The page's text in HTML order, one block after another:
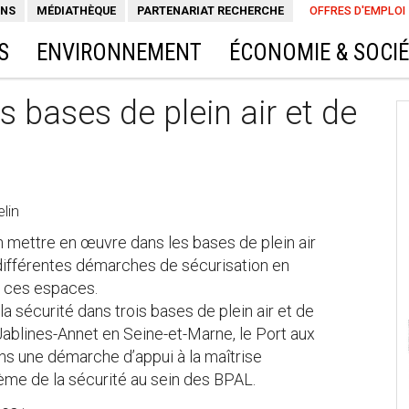
OFFRES D'EMPLOI
MÉDIATHÈQUE PARTENARIAT RECHERCHE
ENVIRONNEMENT ÉCONOMIE &
bases de plein air et de
en œuvre dans les bases de plein air
démarches de sécurisation en
espaces.
sécurité dans trois bases de plein air et de
Annet en Seine-et-Marne, le Port aux
une démarche d’appui à la maîtrise
de la sécurité au sein des BPAL.